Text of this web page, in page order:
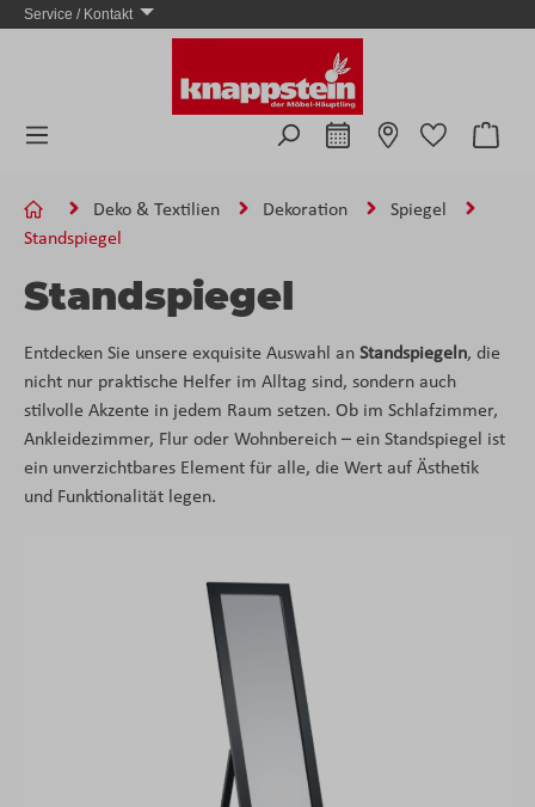
Zum Hauptinhalt springen
Service / Kontakt
Deko & Textilien Dekoration
Spiegel
Standspiegel
Standspiegel
Entdecken Sie unsere exquisite Auswahl an Standspiegeln, die
nicht nur praktische Helfer im Alltag sind, sondern auch
stilvolle Akzente in jedem Raum setzen. Ob im Schlafzimmer,
Ankleidezimmer, Flur oder Wohnbereich – ein Standspiegel ist
ein unverzichtbares Element für alle, die Wert auf Ästhetik
und Funktionalität legen.